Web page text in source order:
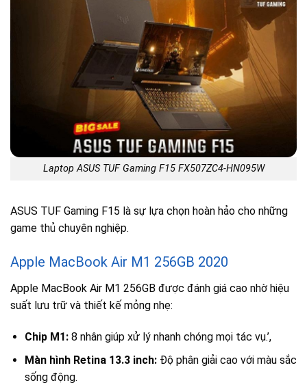
Laptop ASUS TUF Gaming F15 FX507ZC4-HN095W
ASUS TUF Gaming F15 là sự lựa chọn hoàn hảo cho những
game thủ chuyên nghiệp.
Apple MacBook Air M1 256GB 2020
Apple MacBook Air M1 256GB được đánh giá cao nhờ hiệu
suất lưu trữ và thiết kế mỏng nhẹ:
Chip M1:8 nhân giúp xử lý nhanh chóng mọi tác vụ.’,
Màn hình Retina 13.3 inch:Độ phân giải cao với màu sắc
sống động.